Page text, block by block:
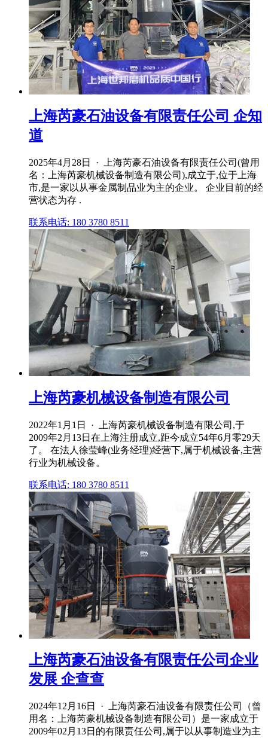
上海芮豪石油设备有限责任公司 企知
道
2025年4月28日 · 上海芮豪石油设备有限责任公司(曾用
名：上海芮豪机械设备制造有限公司),成立于,位于上海
市,是一家以从事金属制品业为主的企业。 企业目前的经
营状态为存 .
联系电话: 180 3780 8511
上海芮豪机械设备制造有限公司
2022年1月1日 · 上海芮豪机械设备制造有限公司,于
2009年2月13日在上海注册成立,距今成立54年6月零29天
了。 在法人徐莹峰(业务经理)经营下,属于机械设备,主营
行业为机械设备。
联系电话: 180 3780 8511
上海芮豪石油设备有限责任公司企业
发展 企查查
2024年12月16日 · 上海芮豪石油设备有限责任公司（曾
用名：上海芮豪机械设备制造有限公司）是⼀家成⽴于
2009年02月13日的有限责任公司,属于以从事制造业为主